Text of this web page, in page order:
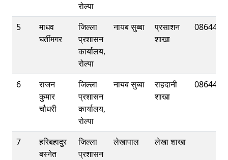
रोल्पा
5
माधव
घर्तीमगर
जिल्ला
प्रशासन
कार्यालय,
रोल्पा
नायब सुब्बा
प्रसाशन
शाखा
6
राजन
कुमार
चौधरी
जिल्ला
प्रशासन
कार्यालय,
रोल्पा
नायब सुब्बा
राहदानी
शाखा
7
हरिबहादुर
बस्नेत
जिल्ला
प्रशासन
लेखापाल लेखा शाखा